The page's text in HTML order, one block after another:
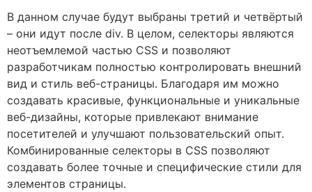
В данном случае будут выбраны третий и четвёртый
– они идут после div. В целом, селекторы являются
неотъемлемой частью CSS и позволяют
разработчикам полностью контролировать внешний
вид и стиль веб-страницы. Благодаря им можно
создавать красивые, функциональные и уникальные
веб-дизайны, которые привлекают внимание
посетителей и улучшают пользовательский опыт.
Комбинированные селекторы в CSS позволяют
создавать более точные и специфические стили для
элементов страницы.